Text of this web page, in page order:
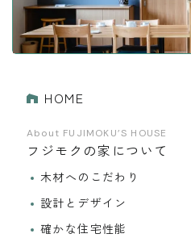
HOME
About FUJIMOKU’S HOUSE
フジモクの家について
木材へのこだわり
設計とデザイン
確かな住宅性能